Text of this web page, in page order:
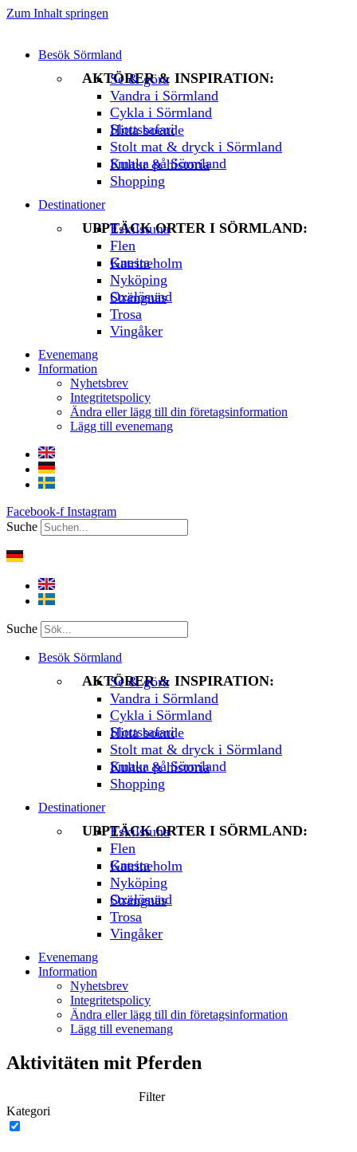
Zum Inhalt springen
Besök Sörmland
AKTÖRER & INSPIRATION:
Se & göra
Vandra i Sörmland
Cykla i Sörmland
Slottssafari
Hitta boende
Stolt mat & dryck i Sörmland
Smaka på Sörmland
Kultur & historia
Shopping
Destinationer
UPPTÄCK ORTER I SÖRMLAND:
Eskilstuna
Flen
Gnesta
Katrineholm
Nyköping
Oxelösund
Strängnäs
Trosa
Vingåker
Evenemang
Information
Nyhetsbrev
Integritetspolicy
Ändra eller lägg till din företagsinformation
Lägg till evenemang
Facebook-f Instagram
Suche
Suche
Besök Sörmland
AKTÖRER & INSPIRATION:
Se & göra
Vandra i Sörmland
Cykla i Sörmland
Slottssafari
Hitta boende
Stolt mat & dryck i Sörmland
Smaka på Sörmland
Kultur & historia
Shopping
Destinationer
UPPTÄCK ORTER I SÖRMLAND:
Eskilstuna
Flen
Gnesta
Katrineholm
Nyköping
Oxelösund
Strängnäs
Trosa
Vingåker
Evenemang
Information
Nyhetsbrev
Integritetspolicy
Ändra eller lägg till din företagsinformation
Lägg till evenemang
Aktivitäten mit Pferden
Filter
Kategori